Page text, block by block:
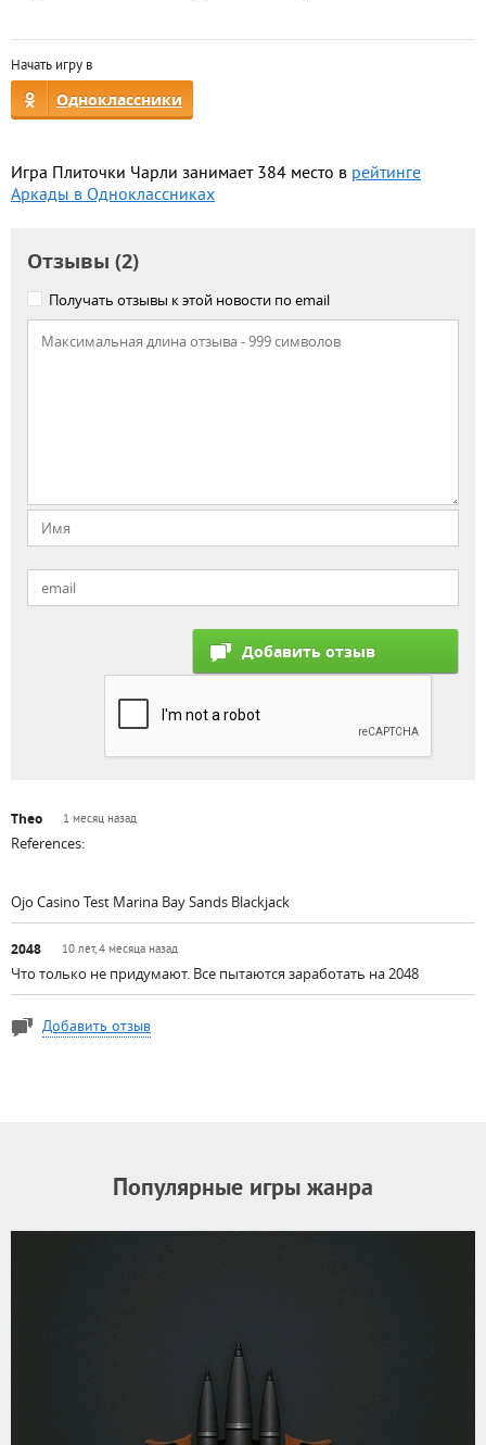
Начать игру в
Одноклассники
Игра Плиточки Чарли занимает 384 место в рейтинге
Аркады в Одноклассниках
Отзывы (2)
Получать отзывы к этой новости по email
Theo 1 месяц назад
References:
Ojo Casino Test Marina Bay Sands Blackjack
2048 10 лет, 4 месяца назад
Что только не придумают. Все пытаются заработать на 2048
Добавить отзыв
Популярные игры жанра